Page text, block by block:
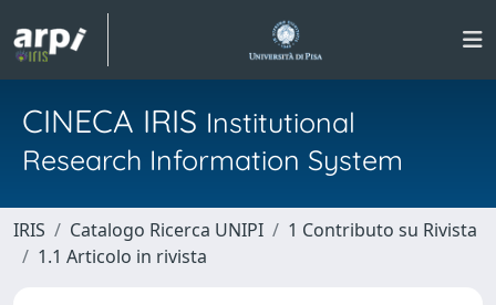
CINECA IRIS Institutional
Research Information System
IRIS Catalogo Ricerca UNIPI
1 Contributo su Rivista
1.1 Articolo in rivista